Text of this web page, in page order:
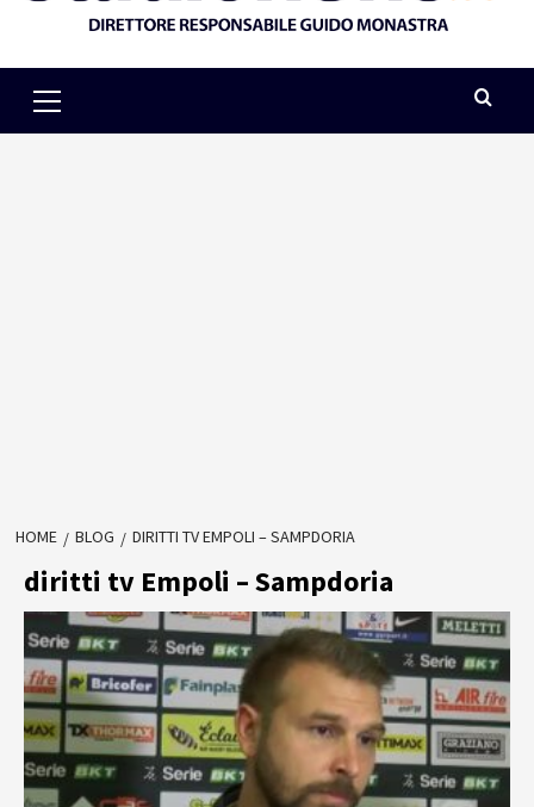
Menu
HOME BLOG DIRITTI TV EMPOLI – SAMPDORIA
diritti tv Empoli – Sampdoria